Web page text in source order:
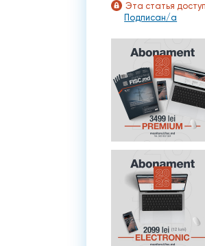
Эта статья
Подписан/а